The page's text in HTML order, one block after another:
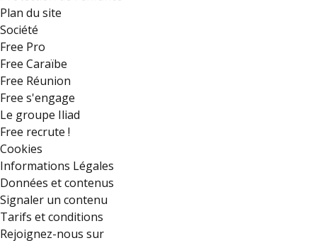
Plan du site
Société
Free Pro
Free Caraïbe
Free Réunion
Free s'engage
Le groupe Iliad
Free recrute !
Cookies
Informations Légales
Données et contenus
Signaler un contenu
Tarifs et conditions
Rejoignez-nous sur